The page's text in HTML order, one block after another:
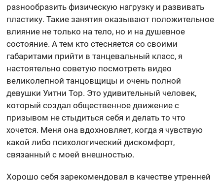
разнообразить физическую нагрузку и развивать
пластику. Такие занятия оказывают положительное
влияние не только на тело, но и на душевное
состояние. А тем кто стесняется со своими
габаритами прийти в танцевальный класс, я
настоятельно советую посмотреть видео
великолепной танцовщицы и очень полной
девушки Уитни Тор. Это удивительный человек,
который создал общественное движение с
призывом не стыдиться себя и делать то что
хочется. Меня она вдохновляет, когда я чувствую
какой либо психологический дискомфорт,
связанный с моей внешностью.
Хорошо себя зарекомендовал в качестве утренней